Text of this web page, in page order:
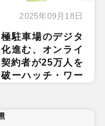
2025年09月18日
極駐車場のデジタ
進む、オンライ
契約者が25万人を
ーハッチ・ワー